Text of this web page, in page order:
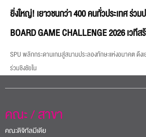
ยิ่งใหญ่! เยาวชนกว่า 400 คนทั่วประเทศ ร่ว
BOARD GAME CHALLENGE 2026 เวทีส
SPU พลิกกระดานเกมสู่สนามประลองทักษะแห่งอนาคต ดึง
ร่วมชิงชัยใน
คณะ / สาขา
คณะดิจิทัลมีเดีย